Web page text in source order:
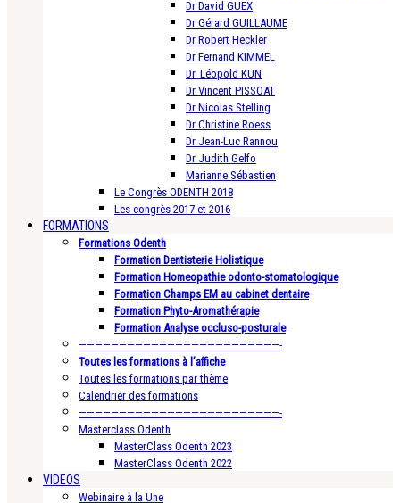
Dr David GUEX
Dr Gérard GUILLAUME
Dr Robert Heckler
Dr Fernand KIMMEL
Dr. Léopold KUN
Dr Vincent PISSOAT
Dr Nicolas Stelling
Dr Christine Roess
Dr Jean-Luc Rannou
Dr Judith Gelfo
Marianne Sébastien
Le Congrès ODENTH 2018
Les congrès 2017 et 2016
FORMATIONS
Formations Odenth
Formation Dentisterie Holistique
Formation Homeopathie odonto-stomatologique
Formation Champs EM au cabinet dentaire
Formation Phyto-Aromathérapie
Formation Analyse occluso-posturale
—————————————————————————-
Toutes les formations à l’affiche
Toutes les formations par thème
Calendrier des formations
—————————————————————————-
Masterclass Odenth
MasterClass Odenth 2023
MasterClass Odenth 2022
VIDEOS
Webinaire à la Une